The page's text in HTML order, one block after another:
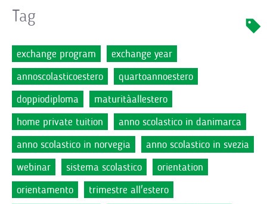
Tag
exchange program
exchange year
annoscolasticoestero
quartoannoestero
doppiodiploma
maturitàallestero
home private tuition
anno scolastico in danimarca
anno scolastico in norvegia
anno scolastico in svezia
webinar
sistema scolastico
orientation
orientamento
trimestre all'estero